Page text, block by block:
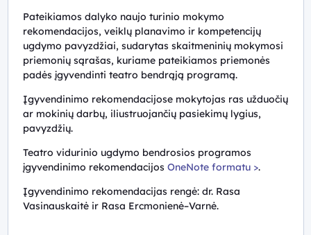
Pateikiamos dalyko naujo turinio mokymo
rekomendacijos, veiklų planavimo ir kompetencijų
ugdymo pavyzdžiai, sudarytas skaitmeninių mokymosi
priemonių sąrašas, kuriame pateikiamos priemonės
padės įgyvendinti teatro bendrąją programą.
Įgyvendinimo rekomendacijose mokytojas ras užduočių
ar mokinių darbų, iliustruojančių pasiekimų lygius,
pavyzdžių.
Teatro vidurinio ugdymo bendrosios programos
įgyvendinimo rekomendacijos OneNote formatu >.
Įgyvendinimo rekomendacijas rengė: dr. Rasa
Vasinauskaitė ir Rasa Ercmonienė–Varnė.